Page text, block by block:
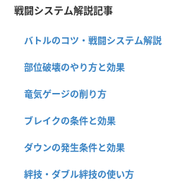
戦闘システム解説記事
バトルのコツ・戦闘システム解説
部位破壊のやり方と効果
竜気ゲージの削り方
ブレイクの条件と効果
ダウンの発生条件と効果
絆技・ダブル絆技の使い方